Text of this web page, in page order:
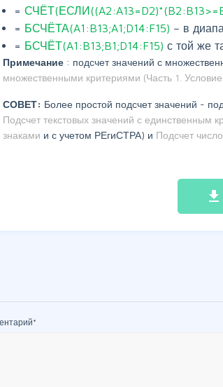
=
= БСЧЁТА(A1:B13;A1;D14:F15) – в
= БСЧЁТ(A1:B13;B1;D14:F15) с той же
Примечание : подсчет значений с
множественными критериями (Часть 1.
СОВЕТ: Более простой подсчет значений -
Подсчет текстовых значений с единственным
знаками и с учетом РЕгиСТРА) и Подсчет
file_download
*